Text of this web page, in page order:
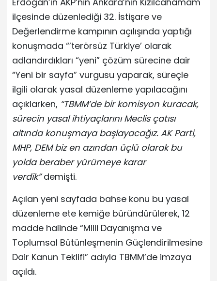
ilçesinde düzenlediği 32. İstişare ve
Değerlendirme kampının açılışında yaptığı
konuşmada “’terörsüz Türkiye’ olarak
adlandırdıkları “yeni” çözüm sürecine dair
“Yeni bir sayfa” vurgusu yaparak, süreçle
ilgili olarak yasal düzenleme yapılacağını
açıklarken, “TBMM’de bir komisyon kuracak,
sürecin yasal ihtiyaçlarını Meclis çatısı
altında konuşmaya başlayacağız. AK Parti,
MHP, DEM biz en azından üçlü olarak bu
yolda beraber yürümeye karar
verdik”demişti.
Açılan yeni sayfada bahse konu bu yasal
düzenleme ete kemiğe büründürülerek, 12
madde halinde “Milli Dayanışma ve
Toplumsal Bütünleşmenin Güçlendirilmesine
Dair Kanun Teklifi” adıyla TBMM’de imzaya
açıldı.